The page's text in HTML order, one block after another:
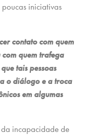
iniciativas
contato com quem
com quem trafega
tais pessoas
o diálogo e a troca
em algumas
incapacidade de